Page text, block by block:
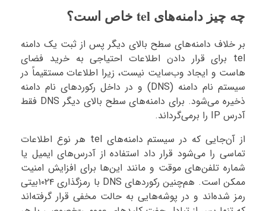
چه چیز دامنه‌های tel خاص است؟
بر خلاف دامنه‌های سطح بالای دیگر پس از ثبت یک دامنه
tel برای قرار دادن اطلاعات احتیاجی به خرید فضای
هاست و ایجاد وب‌سایت نیست، زیرا اطلاعات مستقیماً در
سیستم نام دامنه (DNS) و در داخل رکوردهای نام دامنه
ذخیره می‌شود. برای دامنه‌های سطح بالای دیگر DNS فقط
آدرس IP را برمی‌گرداند.
از آن‌جایی که در سیستم دامنه‌های tel هر نوع اطلاعات
تماسی را می‌شود قرار داد استفاده از آدرس‌های ایمیل یا
شماره تلفن‌های موقت و مانند این‌ها برای افزایش امنیت
ممکن است. هم‌چنین رکوردهای DNS با رمزگذاری ۱۰۲۴بیتی
رمز شده‌اند و در پوشه‌هایی به حالت مخفی قرار گرفته‌اند